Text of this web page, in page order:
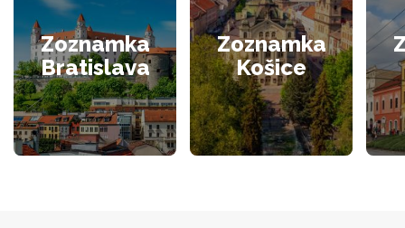
Zoznamka
Bratislava
Zoznamka
Košice